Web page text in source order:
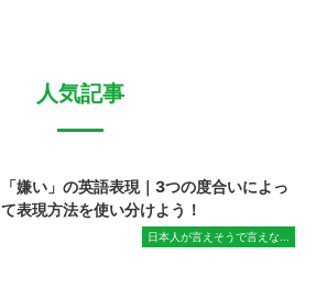
人気記事
「嫌い」の英語表現｜3つの度合いによっ
て表現方法を使い分けよう！
日本人が言えそうで言えな...